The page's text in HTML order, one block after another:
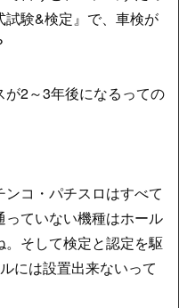
験&検定』で、車検が
2～3年後になるっての
コ・パチスロはすべて
ていない機種はホール
そして検定と認定を駆
には設置出来ないって